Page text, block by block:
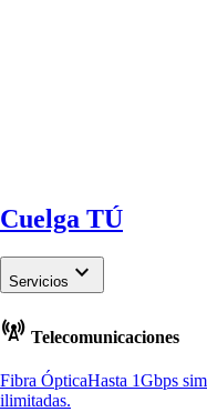
Cuelga TÚ
Servicios keyboard_arrow_down
cell_tower Telecomunicaciones
Fibra ÓpticaHasta 1Gbps
ilimitadas.